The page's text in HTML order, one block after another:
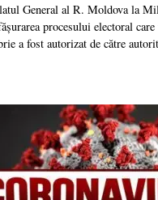
General al R. Moldova la
procesului electoral
a fost autorizat de către